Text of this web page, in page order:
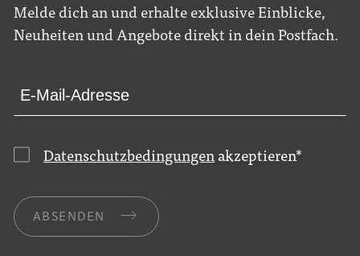
Melde dich an und erhalte exklusive Einblicke,
Neuheiten und Angebote direkt in dein Postfach.
Datenschutzbedingungen akzeptieren*
ABSENDEN